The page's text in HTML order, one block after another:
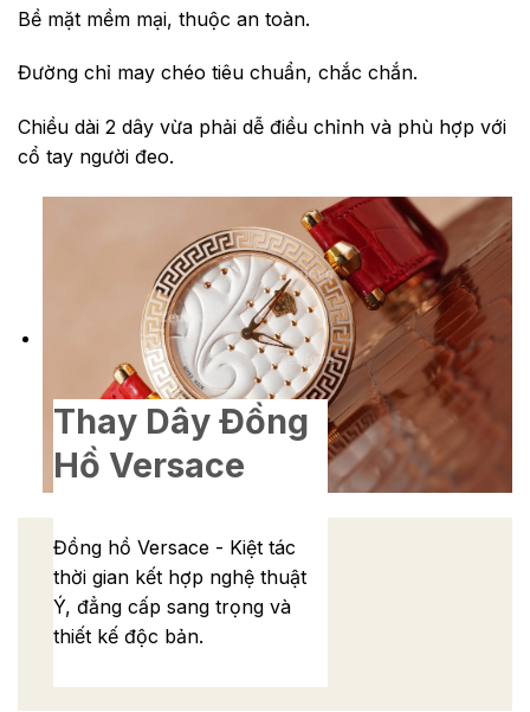
Bề mặt mềm mại, thuộc an toàn.
Đường chỉ may chéo tiêu chuẩn, chắc chắn.
Chiều dài 2 dây vừa phải dễ điều chỉnh và phù hợp với
cổ tay người đeo.
Thay Dây Đồng
Hồ Versace
Đồng hồ Versace - Kiệt tác
thời gian kết hợp nghệ thuật
Ý, đẳng cấp sang trọng và
thiết kế độc bản.